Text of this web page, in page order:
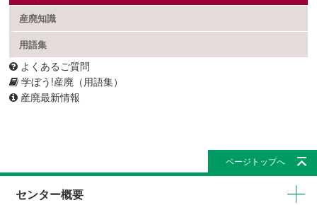
産廃知識
用語集
よくあるご質問
学ぼう!産廃（用語集）
産廃最新情報
ページトップへ
センター概要